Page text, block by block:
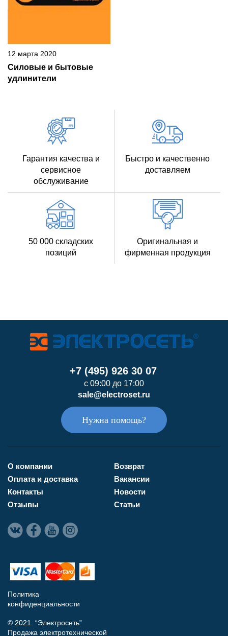
12 марта 2020
Силовые и бытовые
удлинители
Гарантия качества и
сервисное
обслуживание
Быстро и качественно
доставляем
50 000 складских
позиций
Оригинальная и
фирменная продукция
+7 (495) 926 30 07
с 09:00 до 17:00
sale@electroset.ru
Нужна помощь?
О компании
Оплата и доставка
Контакты
Отзывы
Возврат
Вакансии
Новости
Статьи
Политика
конфиденциальности
© 2021 “Электросеть”
Продажа электротехнической